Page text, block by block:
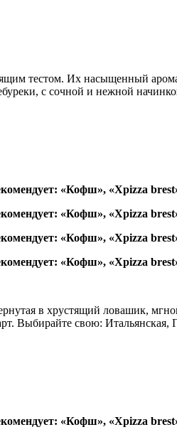
тестом. Их насыщенный
с сочной и нежной
в хрустящий ловашик,
Выбирайте свою: